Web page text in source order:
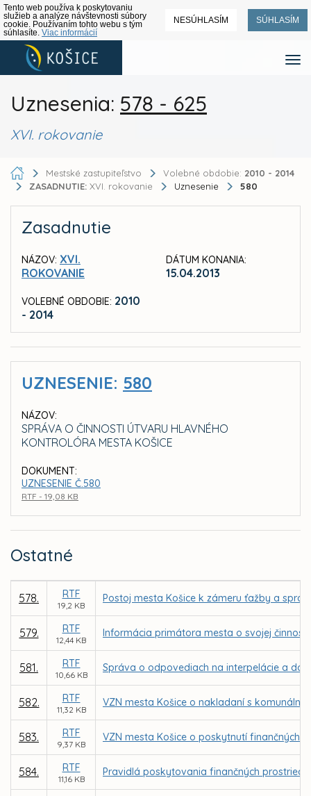
Tento web používa k poskytovaniu
služieb a analýze návštevnosti súbory
cookie. Používaním tohto webu s tým
súhlasíte. Viac informácií
NESÚHLASÍM SÚHLASÍM
Uznesenia: 578 - 625
XVI. rokovanie
Mestské zastupiteľstvo Volebné obdobie: 2010 - 2014
ZASADNUTIE: XVI. rokovanie Uznesenie 580
Zasadnutie
NÁZOV: XVI.
ROKOVANIE
VOLEBNÉ OBDOBIE: 2010
- 2014
DÁTUM KONANIA:
15.04.2013
UZNESENIE: 580
NÁZOV:
SPRÁVA O ČINNOSTI ÚTVARU HLAVNÉHO
KONTROLÓRA MESTA KOŠICE
DOKUMENT:
UZNESENIE Č.580
RTF - 19,08 KB
Ostatné
578. RTF
19,2 KB
Postoj mesta Košice k zámeru ťažby a
579. RTF
12,44 KB
Informácia primátora mesta o svojej
581. RTF
10,66 KB
Správa o odpovediach na interpelácie a
582. RTF
11,32 KB
VZN mesta Košice o nakladaní s
583. RTF
9,37 KB
VZN mesta Košice o poskytnutí finančných
584. RTF
11,16 KB
Pravidlá poskytovania finančných